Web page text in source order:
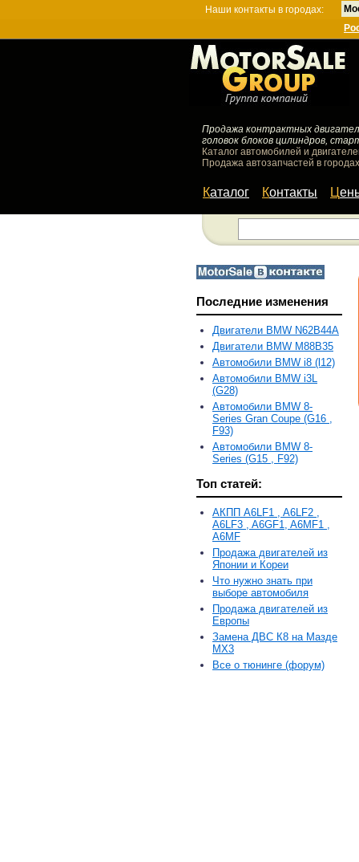
Наши контакты в городах:
Продажа контрактных
головок блоков цилиндров,
Каталог автомобилей и
Продажа автозапчастей в
Каталог Контакты
Последние изменения
Двигатели BMW N62B44A
Двигатели BMW M88B35
Автомобили BMW i8 (l12)
Автомобили BMW i3L
(G28)
Автомобили BMW 8-
Series Gran Coupe (G16 ,
F93)
Автомобили BMW 8-
Series (G15 , F92)
Топ статей:
АКПП A6LF1 , A6LF2 ,
A6LF3 , A6GF1, A6MF1 ,
A6MF
Продажа двигателей из
Японии и Кореи
Что нужно знать при
выборе автомобиля
Продажа двигателей из
Европы
Замена ДВС К8 на Мазде
MX3
Все о тюнинге (форум)